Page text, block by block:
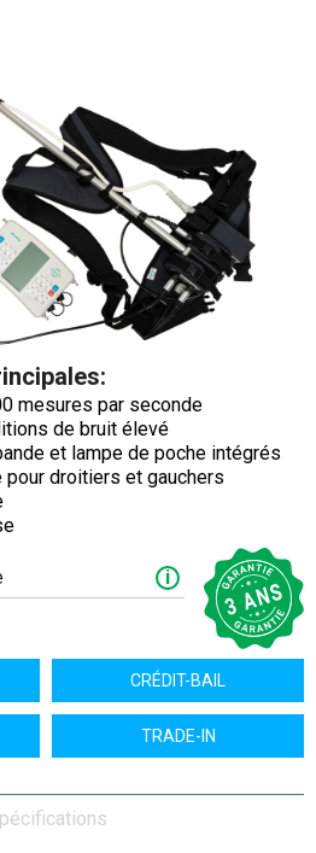
mesures par seconde
de bruit élevé
et lampe de poche intégrés
pour droitiers et gauchers
i
CRÉDIT-BAIL
TRADE-IN